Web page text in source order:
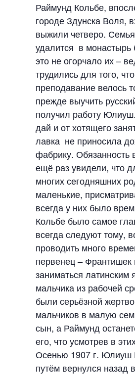
Раймунд Кольбе,
городе Здунска Воля,
выжили четверо.
удалится в
это не огорчало их –
трудились для того,
преподавание велось
прежде выучить
получил работу
дай и от хотящего
лавка не приносила
фабрику. Обязанность
ещё раз увидели, что
многих сегодняшних
маленькие,
всегда у них было
Кольбе было самое
всегда следуют тому,
проводить много
первенец – Франтишек
заниматься
мальчика из рабочей
были серьёзной
мальчиков в малую
сын, а Раймунд
его, что усмотрев в
Осенью 1907 г. Юлиуш
путём вернулся назад